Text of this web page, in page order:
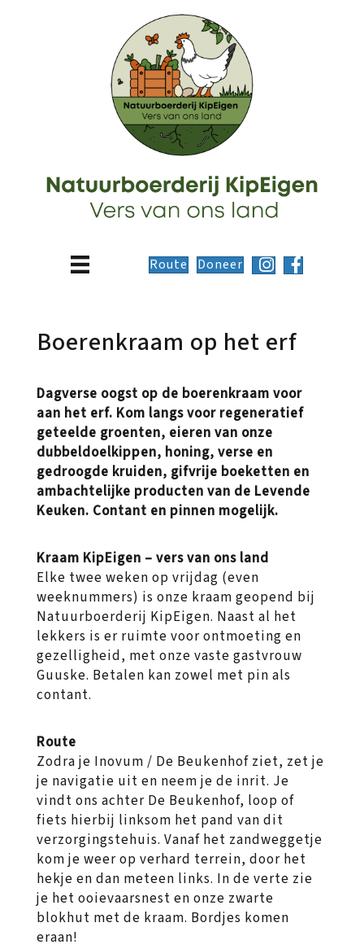
Route Doneer
Boerenkraam op het erf
Dagverse oogst op de boerenkraam voor
aan het erf. Kom langs voor regeneratief
geteelde groenten, eieren van onze
dubbeldoelkippen, honing, verse en
gedroogde kruiden, gifvrije boeketten en
ambachtelijke producten van de Levende
Keuken. Contant en pinnen mogelijk.
Kraam KipEigen – vers van ons land
Elke twee weken op vrijdag (even
weeknummers) is onze kraam geopend bij
Natuurboerderij KipEigen. Naast al het
lekkers is er ruimte voor ontmoeting en
gezelligheid, met onze vaste gastvrouw
Guuske. Betalen kan zowel met pin als
contant.
Route
Zodra je Inovum / De Beukenhof ziet, zet je
je navigatie uit en neem je de inrit. Je
vindt ons achter De Beukenhof, loop of
fiets hierbij linksom het pand van dit
verzorgingstehuis. Vanaf het zandweggetje
kom je weer op verhard terrein, door het
hekje en dan meteen links. In de verte zie
je het ooievaarsnest en onze zwarte
blokhut met de kraam. Bordjes komen
eraan!